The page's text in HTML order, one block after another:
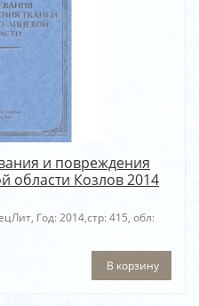
и повреждения
области Козлов 2014
Год: 2014,стр: 415, обл:
В корзину